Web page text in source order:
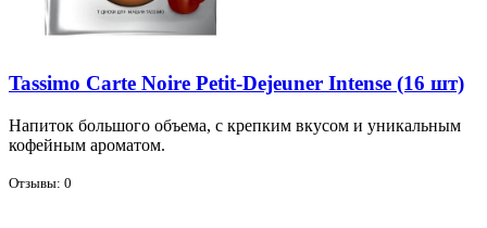
Tassimo Carte Noire Petit-Dejeuner Intense (16 шт)
На­пи­ток боль­шо­го объ­е­ма, с креп­ким вку­сом и уни­каль­ным
ко­фей­ным аро­ма­том.
Отзывы: 0